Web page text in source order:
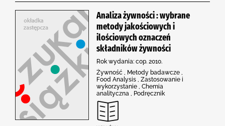
Analiza żywności : wybrane
metody jakościowych i
ilościowych oznaczeń
składników żywności
Rok wydania: cop. 2010.
Żywność , Metody badawcze ,
Food Analysis , Zastosowanie i
wykorzystanie , Chemia
analityczna , Podręcznik